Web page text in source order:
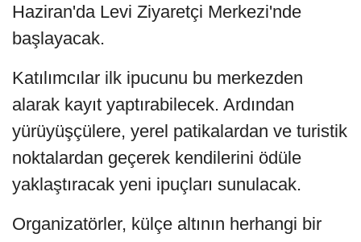
Haziran'da Levi Ziyaretçi Merkezi'nde
başlayacak.
Katılımcılar ilk ipucunu bu merkezden
alarak kayıt yaptırabilecek. Ardından
yürüyüşçülere, yerel patikalardan ve turistik
noktalardan geçerek kendilerini ödüle
yaklaştıracak yeni ipuçları sunulacak.
Organizatörler, külçe altının herhangi bir